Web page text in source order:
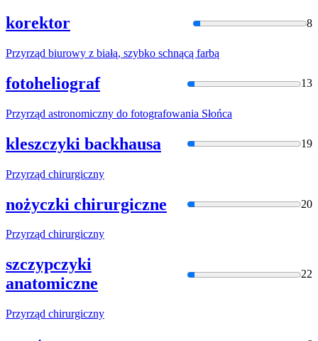
korektor 8
Przyrząd biurowy z białą, szybko schnącą farbą
fotoheliograf 13
Przyrząd astronomiczny do fotografowania Słońca
kleszczyki backhausa 19
Przyrząd chirurgiczny
nożyczki chirurgiczne 20
Przyrząd chirurgiczny
szczypczyki
anatomiczne
22
Przyrząd chirurgiczny